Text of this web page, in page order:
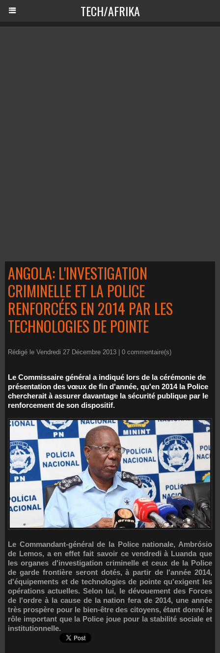
TECH/AFRIKA
ANGOLA: L'INVESTIGATION
CRIMINELLE ET LA POLICE
RENFORCÉES EN 2014 PAR LES
TECHNOLOGIES DE POINTE
Rédigé le Vendredi 27 Décembre 2013 | 0 commentaire(s)
Le Commissaire général a indiqué lors de la cérémonie de
présentation des vœux de fin d'année, qu'en 2014 la Police
chercherait à assurer davantage la sécurité publique par le
renforcement de son dispositif.
Le Commandant-général de la Police nationale, Ambrósio
de Lemos, a en effet fait savoir ce vendredi à Luanda que
les organes d'investigation criminelle et ceux de la Police
de garde frontière seront dotés, à partir de l'année 2014,
d'équipements et de technologies de pointe qu'exigent les
opérations actuelles. Selon lui, le dévouement des Forces
de l'ordre à la cause de la nation fera de 2014, une année
très prospère pour le bien-être des citoyens, étant donné le
rôle important que la Police joue pour la stabilité sociale et
institutionnelle.